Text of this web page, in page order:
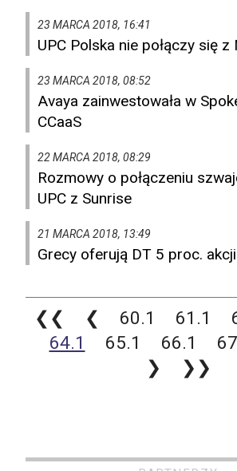
23 MARCA 2018, 16:41
UPC Polska nie połączy się
23 MARCA 2018, 08:52
Avaya zainwestowała w
CCaaS
22 MARCA 2018, 08:29
Rozmowy o połączeniu
UPC z Sunrise
21 MARCA 2018, 13:49
Grecy oferują DT 5 proc.
❮❮ ❮ 60.1 61.1
64.1
65.1 66.1
❯
❯❯